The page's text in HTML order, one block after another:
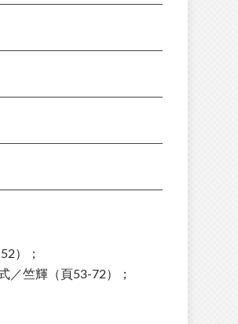
）；
／竺輝（頁53-72）；